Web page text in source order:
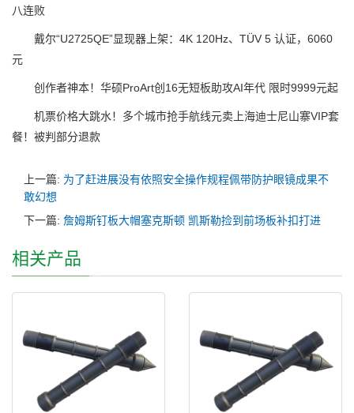
八连败
戴尔“U2725QE”显现器上架：4K 120Hz、TÜV 5 认证，6060
元
创作者神本！华硕ProArt创16无短板助攻AI年代 限时9999元起
机票价格大跳水！多个城市抢手航线元卖上海迪士尼山寨VIP套
餐！被判部分退款
上一篇: 为了赶进展没有依照安全操作规程佩带防护眼镜成果不
敢幻想
下一篇: 詹姆斯钉板大帽塞克斯顿 凯斯勒捡到前场板补扣打进
相关产品